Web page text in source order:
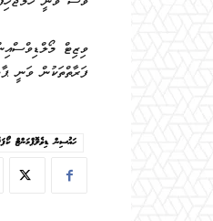
ވިޒިޓް
ފަރާތްތަކުން ވަނީ
ހައުސިން ޑިވެލޮޕްމަންޓް